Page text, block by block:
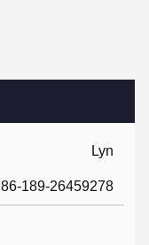
Lyn
86-189-26459278